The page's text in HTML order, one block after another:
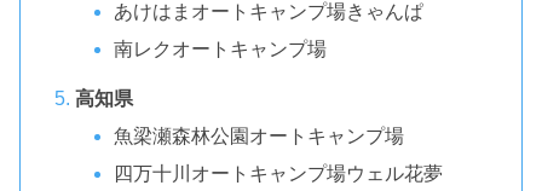
あけはまオートキャンプ場きゃんぱ
南レクオートキャンプ場
高知県
魚梁瀬森林公園オートキャンプ場
四万十川オートキャンプ場ウェル花夢